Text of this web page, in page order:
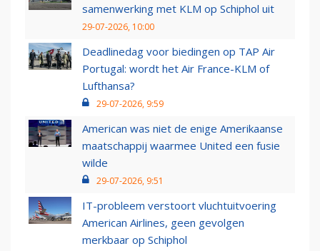
samenwerking met KLM op Schiphol uit
29-07-2026, 10:00
Deadlinedag voor biedingen op TAP Air
Portugal: wordt het Air France-KLM of
Lufthansa?
29-07-2026, 9:59
American was niet de enige Amerikaanse
maatschappij waarmee United een fusie
wilde
29-07-2026, 9:51
IT-probleem verstoort vluchtuitvoering
American Airlines, geen gevolgen
merkbaar op Schiphol